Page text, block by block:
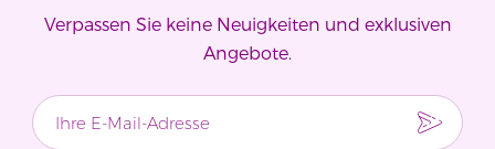
Verpassen Sie keine Neuigkeiten und exklusiven
Angebote.